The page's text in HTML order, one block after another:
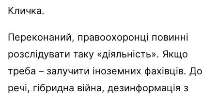
Кличка.
Переконаний, правоохоронці повинні
розслідувати таку «діяльність». Якщо
треба – залучити іноземних фахівців. До
речі, гібридна війна, дезинформація з